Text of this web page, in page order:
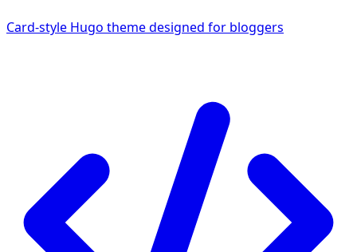
Card-style Hugo theme designed for bloggers